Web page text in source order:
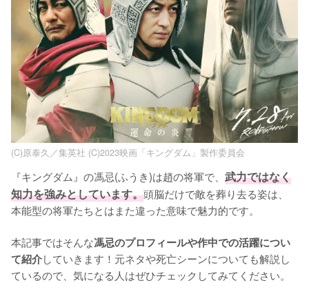
(C)原泰久／集英社 (C)2023映画「キングダム」製作委員会
『キングダム』の馮忌(ふうき)は趙の将軍で、 武力ではなく
知力を強みとしています。頭脳だけで敵を葬り去る姿は、
本能型の将軍たちとはまた違った意味で魅力的です。
本記事ではそんな馮忌のプロフィールや作中での活躍につい
て紹介していきます！元ネタや死亡シーンについても解説し
ているので、気になる人はぜひチェックしてみてください。